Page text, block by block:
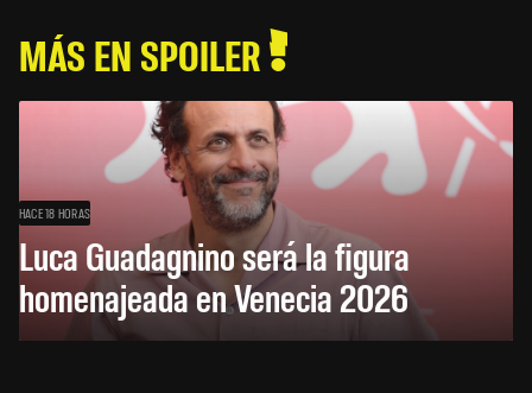
MÁS EN SPOILER
HACE 18 HORAS
Luca Guadagnino será la figura
homenajeada en Venecia 2026